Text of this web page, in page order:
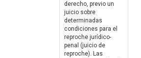
derecho, previo un
juicio sobre
determinadas
condiciones para el
reproche jurídico-
penal (juicio de
reproche). Las